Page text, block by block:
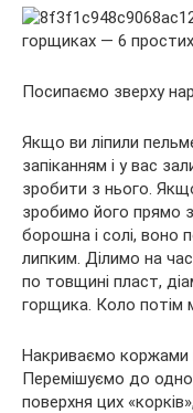
Посипаємо зверху
Якщо ви ліпили
запіканням і у вас
зробити з нього.
зробимо його прямо
борошна і солі, воно
липким. Ділимо на
по товщині пласт,
горщика. Коло потім
Накриваємо коржами
Перемішуємо до
поверхня цих